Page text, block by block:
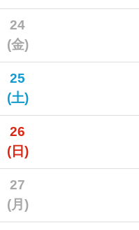
24
(金)
25
(土)
26
(日)
27
(月)